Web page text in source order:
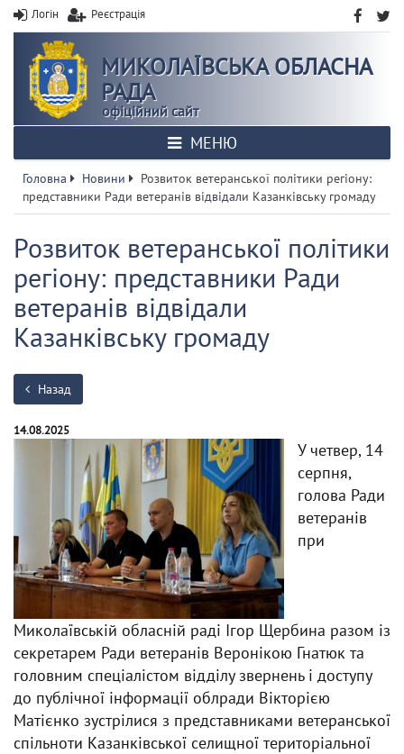
Логін Реєстрація
МИКОЛАЇВСЬКА ОБЛАСНА
РАДА
офіційний сайт
МЕНЮ
Головна Новини
Розвиток ветеранської політики регіону:
представники Ради ветеранів відвідали Казанківську громаду
Розвиток ветеранської політики
регіону: представники Ради
ветеранів відвідали
Казанківську громаду
Назад
14.08.2025
У четвер, 14
серпня,
голова Ради
ветеранів
при
Миколаївській обласній раді Ігор Щербина разом із
секретарем Ради ветеранів Веронікою Гнатюк та
головним спеціалістом відділу звернень і доступу
до публічної інформації облради Вікторією
Матієнко зустрілися з представниками ветеранської
спільноти Казанківської селищної територіальної